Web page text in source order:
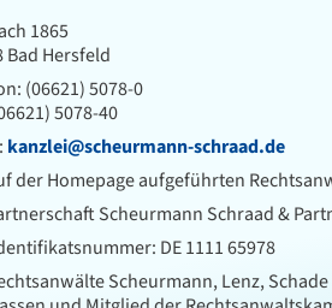
1865
Bad Hersfeld
(06621) 5078-0
5078-40
kanzlei@scheurmann-schraad.de
der Homepage aufgeführten
Scheurmann Schraad &
DE 1111 65978
Scheurmann, Lenz,